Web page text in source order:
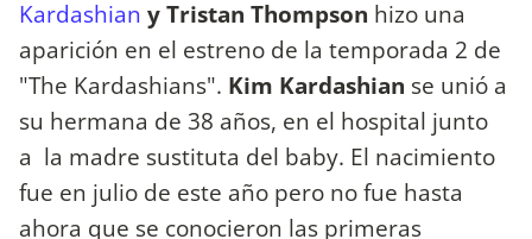
Kardashian y Tristan Thompson hizo una
aparición en el estreno de la temporada 2 de
"The Kardashians". Kim Kardashian se unió a
su hermana de 38 años, en el hospital junto
a la madre sustituta del baby. El nacimiento
fue en julio de este año pero no fue hasta
ahora que se conocieron las primeras